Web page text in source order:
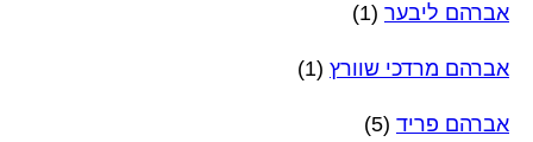
אברהם ליבער (1)
אברהם מרדכי שוורץ (1)
אברהם פריד (5)